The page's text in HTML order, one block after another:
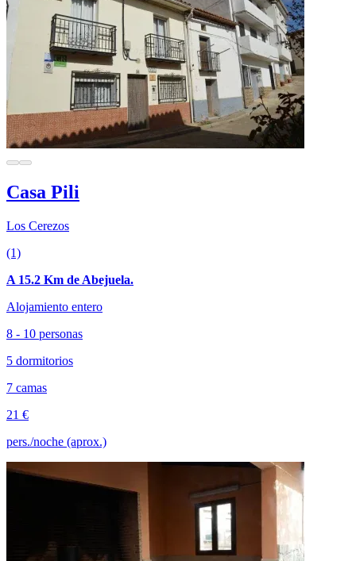
Casa Pili
Los Cerezos
(1)
A 15.2 Km de Abejuela.
Alojamiento entero
8 - 10 personas
5 dormitorios
7 camas
21 €
pers./noche (aprox.)